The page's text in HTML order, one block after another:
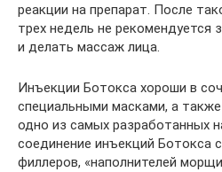
реакции на препарат. После
трех недель не рекомендуется
и делать массаж лица.
Инъекции Ботокса хороши в
специальными масками, а
одно из самых разработанных
соединение инъекций Ботокса
филлеров, «наполнителей